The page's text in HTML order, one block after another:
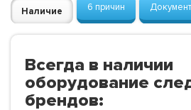
Наличие 6 причин
Всегда в наличии
оборудование
брендов: